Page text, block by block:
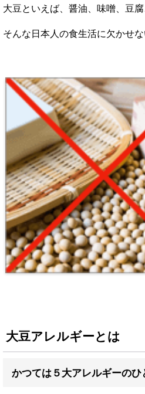
大豆といえば、醤油、味噌、豆
そんな日本人の食生活に欠かせ
大豆アレルギーとは
かつては５大アレルギーのひ